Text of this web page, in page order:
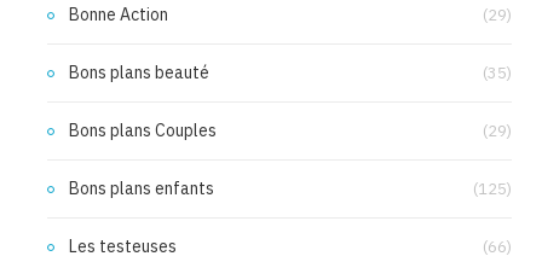
Bonne Action (29)
Bons plans beauté (35)
Bons plans Couples (29)
Bons plans enfants (125)
Les testeuses (66)